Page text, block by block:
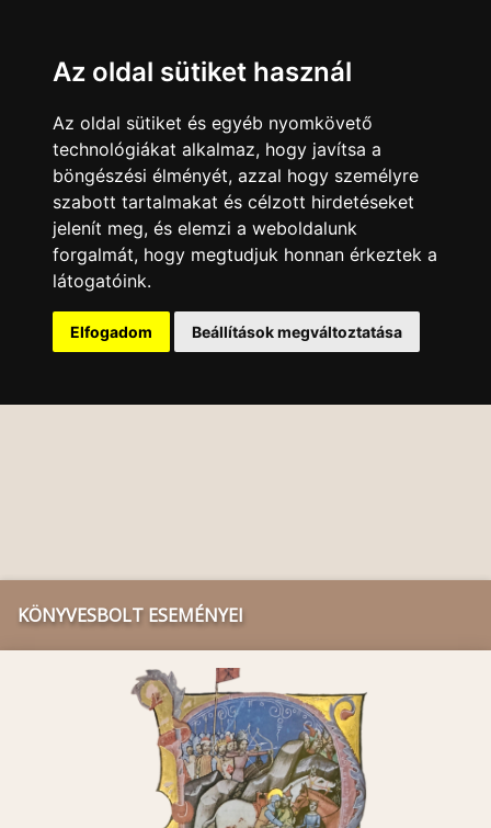
Az oldal sütiket használ
Az oldal sütiket és egyéb nyomkövető
technológiákat alkalmaz, hogy javítsa a
böngészési élményét, azzal hogy személyre
szabott tartalmakat és célzott hirdetéseket
jelenít meg, és elemzi a weboldalunk
forgalmát, hogy megtudjuk honnan érkeztek a
látogatóink.
Elfogadom Beállítások megváltoztatása
KÖNYVESBOLT ESEMÉNYEI